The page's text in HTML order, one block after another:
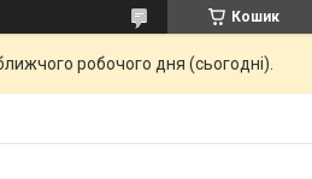
Кошик
робочого дня (сьогодні).